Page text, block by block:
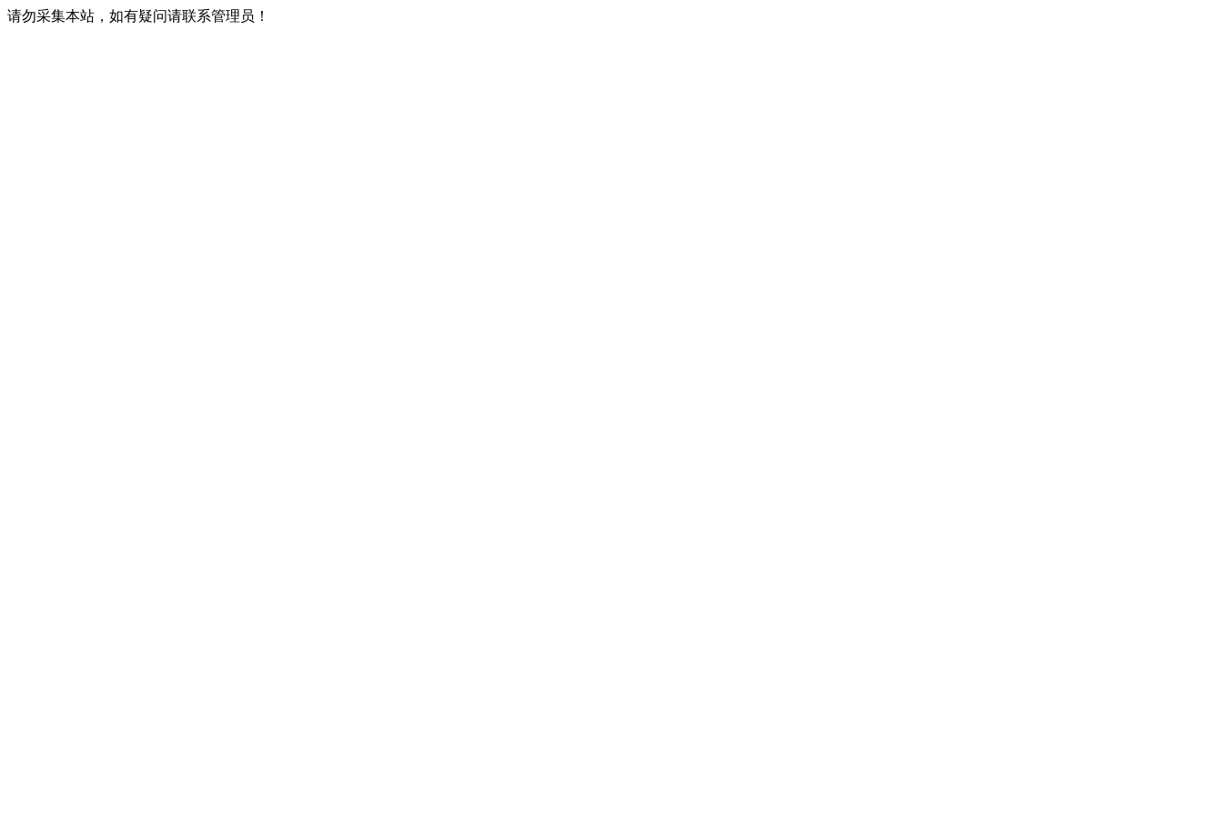
请勿采集本站，如有疑问请联系管理员！